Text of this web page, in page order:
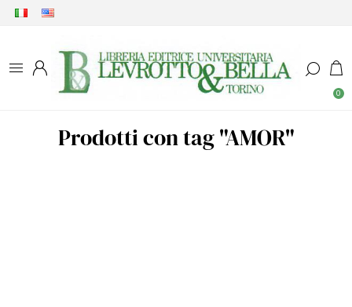
0
Prodotti con tag "AMOR"